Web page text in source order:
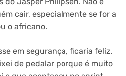
cair, especialmente se for a
o africano.
em segurança, ficaria feliz.
de pedalar porque é muito